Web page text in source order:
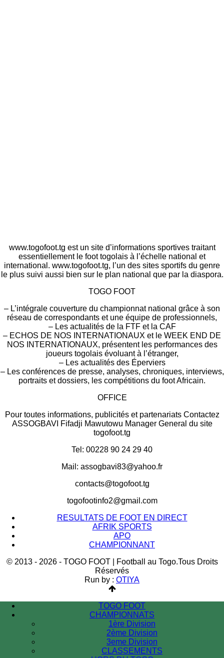
www.togofoot.tg est un site d’informations sportives traitant
essentiellement le foot togolais à l’échelle national et
international. www.togofoot.tg, l’un des sites sportifs du genre
le plus suivi aussi bien sur le plan national que par la diaspora.
TOGO FOOT
– L’intégrale couverture du championnat national grâce à son
réseau de correspondants et une équipe de professionnels,
– Les actualités de la FTF et la CAF
– ECHOS DE NOS INTERNATIONAUX et le WEEK END DE
NOS INTERNATIONAUX, présentent les performances des
joueurs togolais évoluant à l’étranger,
– Les actualités des Éperviers
– Les conférences de presse, analyses, chroniques, interviews,
portraits et dossiers, les compétitions du foot Africain.
OFFICE
Pour toutes informations, publicités et partenariats Contactez
ASSOGBAVI Fifadji Mawutowu Manager General du site
togofoot.tg
Tel: 00228 90 24 29 40
Mail: assogbavi83@yahoo.fr
contacts@togofoot.tg
togofootinfo2@gmail.com
RESULTATS DE FOOT EN DIRECT
AFRIK SPORTS
APO
CHAMPIONNANT
© 2013 - 2026 - TOGO FOOT | Football au Togo.Tous Droits
Réservés
Run by : OTIYA
TOGO FOOT
CHAMPIONNATS
1ère Division
2ème Division
3eme Division
CLASSEMENTS